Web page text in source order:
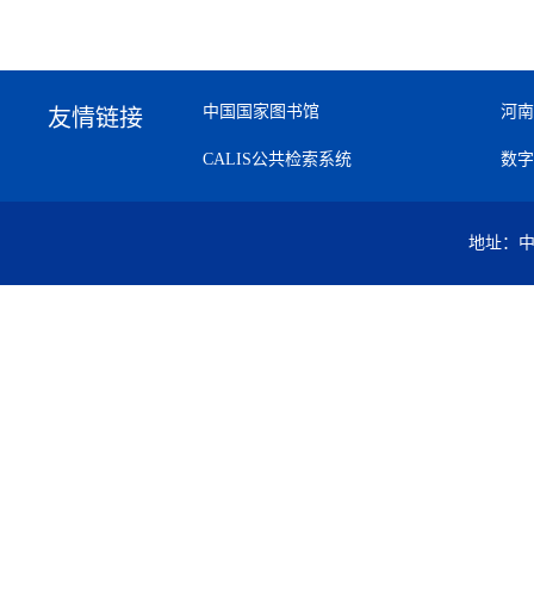
友情链接 中国国家图书馆 河
CALIS公共检索系统 数
地址：